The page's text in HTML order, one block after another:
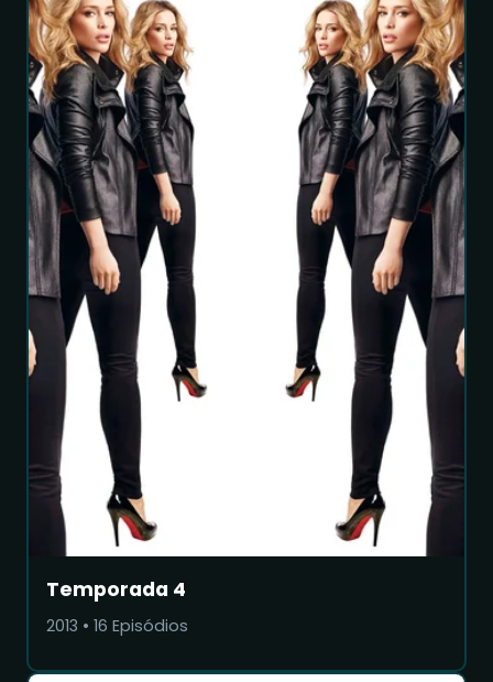
Temporada 4
2013 • 16 Episódios